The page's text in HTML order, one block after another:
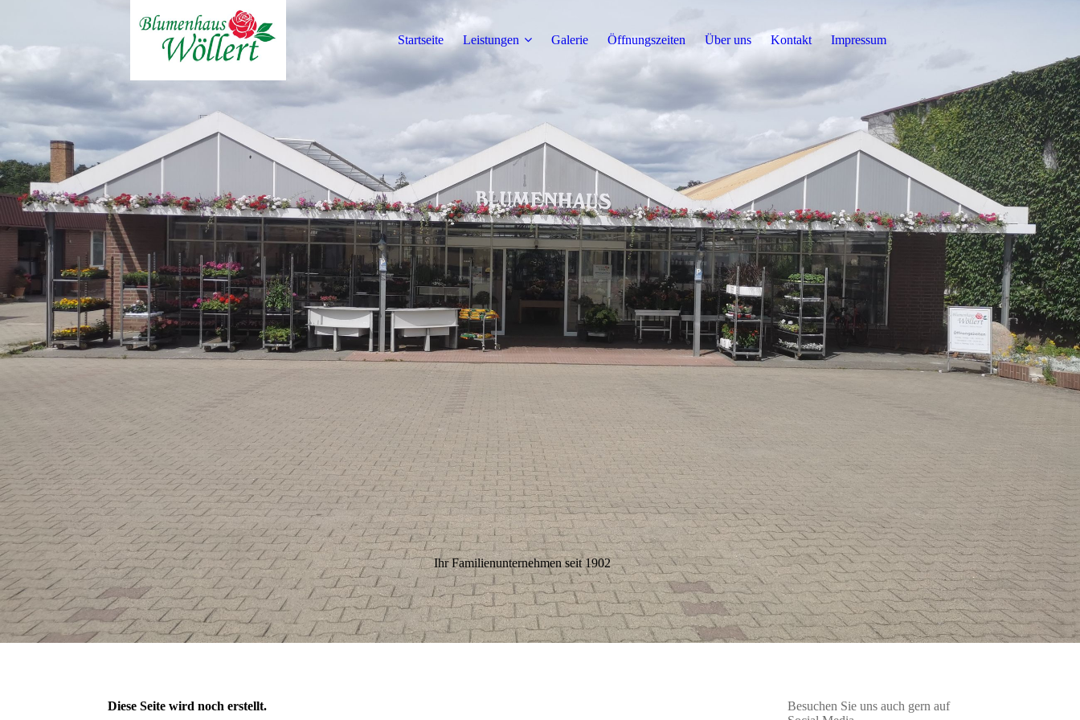
Startseite Leistungen Galerie Öffnungszeiten Über uns Kontakt Impressum
Ihr Familienunternehmen seit 1902
Diese Seite wird noch erstellt.
Besuchen Sie uns auch gern auf